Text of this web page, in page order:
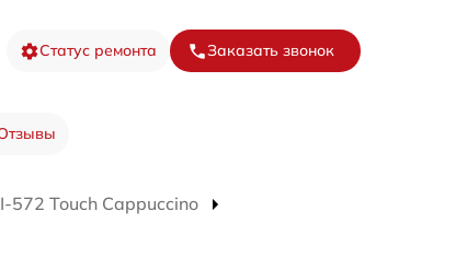
Статус ремонта Заказать звонок
Touch Cappuccino